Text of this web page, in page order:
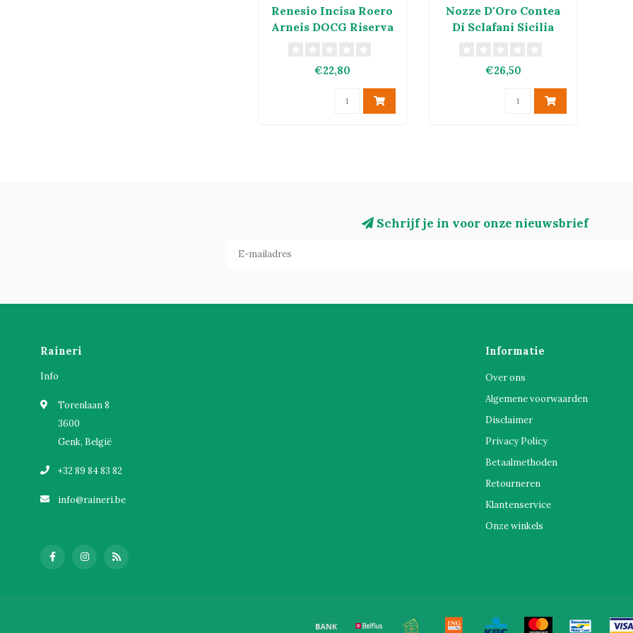
Renesio Incisa Roero
Arneis DOCG Riserva
€22,80
Nozze D'Oro Contea
Di Sclafani Sicilia
€26,50
Schrijf je in voor onze nieuwsbrief
Raineri
Info
Torenlaan 8
3600
Genk, België
+32 89 84 83 82
info@raineri.be
Informatie
Over ons
Algemene voorwaarden
Disclaimer
Privacy Policy
Betaalmethoden
Retourneren
Klantenservice
Onze winkels